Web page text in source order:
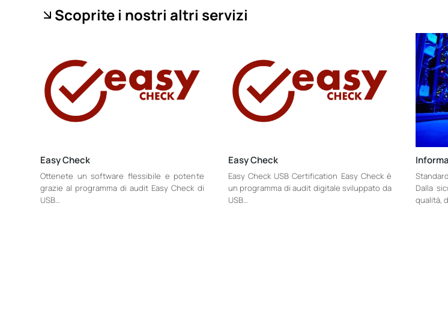
Scoprite i nostri altri servizi
Easy Check
Ottenete un software flessibile e potente
grazie al programma di audit Easy Check di
USB…
Easy Check
Easy Check USB Certification Easy Check è
un programma di audit digitale sviluppato da
USB…
Dalla
qualità,